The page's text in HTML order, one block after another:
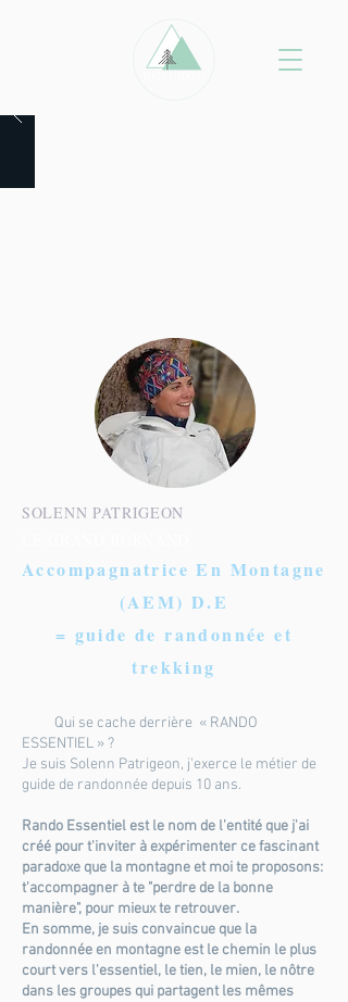
SOLENN PATRIGEON
Accompagnatrice En Montagne
(AEM) D.E
= guide de randonnée et
trekking
Qui se cache derrière « RANDO
ESSENTIEL » ?
Je suis Solenn Patrigeon, j'exerce le métier de
guide de randonnée depuis 10 ans.
Rando Essentiel est le nom de l'entité que j'ai
créé pour t'inviter à expérimenter ce fascinant
paradoxe que la montagne et moi te proposons:
t'accompagner à te "perdre de la bonne
manière", pour mieux te retrouver.
En somme, je suis convaincue que la
randonnée en montagne est le chemin le plus
court vers l'essentiel, le tien, le mien, le nôtre
dans les groupes qui partagent les mêmes